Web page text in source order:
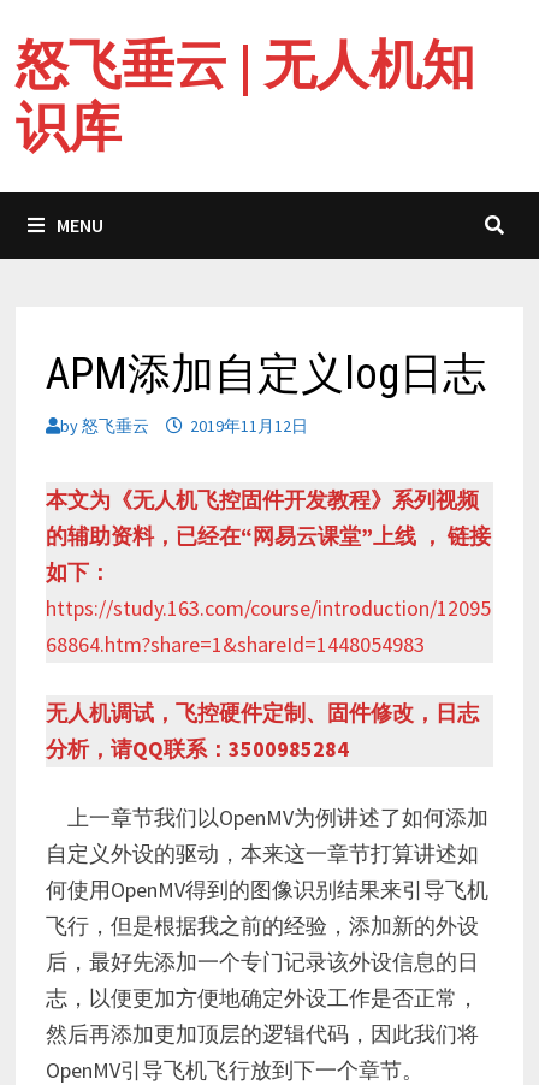
to
content
怒飞垂云 | 无人机知
识库
MENU
APM添加自定义log日志
by怒飞垂云 2019年11月12日
本文为《无人机飞控固件开发教程》系列视频
的辅助资料，已经在“网易云课堂”上线 ， 链接
如下：
https://study.163.com/course/introduction/12095
68864.htm?share=1&shareId=1448054983
无人机调试，飞控硬件定制、固件修改，日志
分析，请QQ联系：3500985284
上一章节我们以OpenMV为例讲述了如何添加
自定义外设的驱动，本来这一章节打算讲述如
何使用OpenMV得到的图像识别结果来引导飞机
飞行，但是根据我之前的经验，添加新的外设
后，最好先添加一个专门记录该外设信息的日
志，以便更加方便地确定外设工作是否正常，
然后再添加更加顶层的逻辑代码，因此我们将
OpenMV引导飞机飞行放到下一个章节。